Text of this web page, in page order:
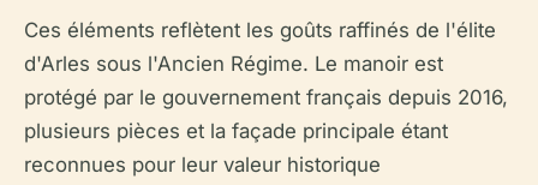
Ces éléments reflètent les goûts raffinés de l'élite
d'Arles sous l'Ancien Régime. Le manoir est
protégé par le gouvernement français depuis 2016,
plusieurs pièces et la façade principale étant
reconnues pour leur valeur historique